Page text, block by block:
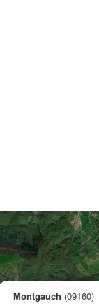
Montgauch (09160)